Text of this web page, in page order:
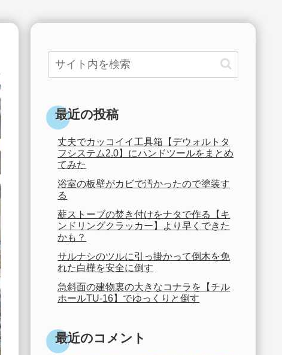
最近の投稿
丈夫でカッコイイ工具箱【デウォルトタ
フシステム2.0】にハンドツールをまとめ
てみた
浴室の板壁がカビで汚かったので塗装す
る
薪ストーブの焚き付けをナタで作る【キ
ンドリングクラッカー】より早くできた
かも？
サルナシのツルに引っ掛かって倒木を免
れた白樺を安全に倒す
急斜面の建物裏の大きなコナラを【チル
ホールTU-16】でゆっくりと倒す
最近のコメント